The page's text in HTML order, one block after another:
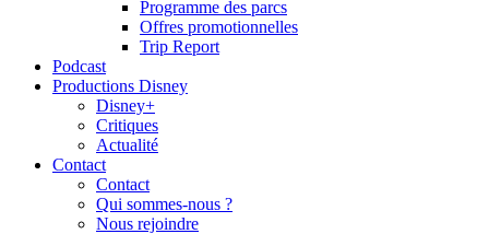
Programme des parcs
Offres promotionnelles
Trip Report
Podcast
Productions Disney
Disney+
Critiques
Actualité
Contact
Contact
Qui sommes-nous ?
Nous rejoindre